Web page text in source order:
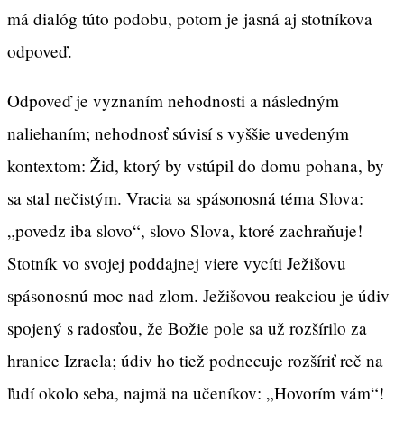
má dialóg túto podobu, potom je jasná aj stotníkova
odpoveď.
Odpoveď je vyznaním nehodnosti a následným
naliehaním; nehodnosť súvisí s vyššie uvedeným
kontextom: Žid, ktorý by vstúpil do domu pohana, by
sa stal nečistým. Vracia sa spásonosná téma Slova:
„povedz iba slovo“, slovo Slova, ktoré zachraňuje!
Stotník vo svojej poddajnej viere vycíti Ježišovu
spásonosnú moc nad zlom. Ježišovou reakciou je údiv
spojený s radosťou, že Božie pole sa už rozšírilo za
hranice Izraela; údiv ho tiež podnecuje rozšíriť reč na
ľudí okolo seba, najmä na učeníkov: „Hovorím vám“!